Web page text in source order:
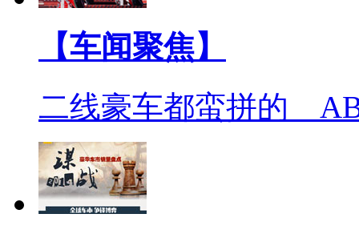
【车闻聚焦】
二线豪车都蛮拼的